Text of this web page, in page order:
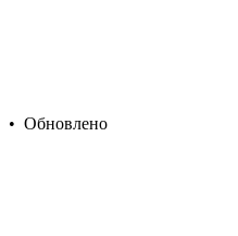
• Обновлено